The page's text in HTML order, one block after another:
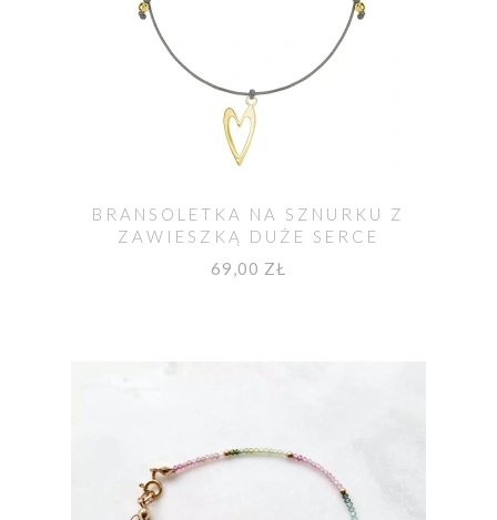
BRANSOLETKA NA SZNURKU Z
ZAWIESZKĄ DUŻE SERCE
POZŁACANA
69,00 ZŁ